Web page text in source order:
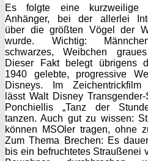
Es folgte eine kurzweilige
Anhänger, bei der allerlei
über die größten Vögel der
wurde. Wichtig:
schwarzes, Weibchen
Dieser Fakt belegt übrigens
1940 gelebte, progressive
Disneys. Im Zeichentrickfilm
lässt Walt Disney
Ponchiellis „Tanz der
tanzen. Auch gut zu wissen:
können MSOler tragen, ohne
Zum Thema Brechen: Es
bis ein befruchtetes Straußenei